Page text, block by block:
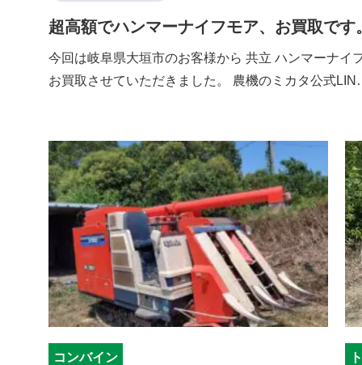
超高額でハンマーナイフモア、お買取です
今回は岐阜県大垣市のお客様から 共立 ハンマーナイ
お買取させていただきました。 農機のミカタ公式
コンバイン